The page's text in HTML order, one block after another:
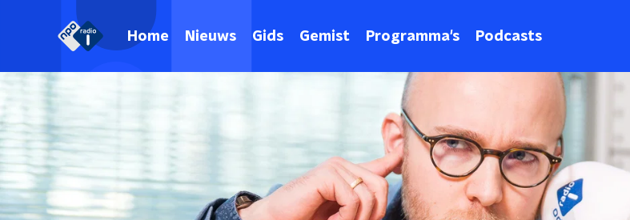
Home Nieuws Gids Gemist Programma's Podcasts